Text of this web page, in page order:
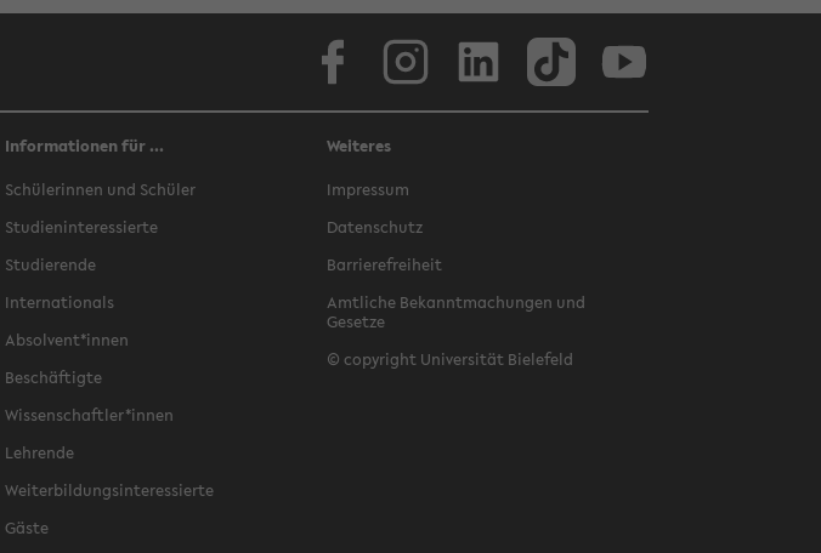
Informationen für ...
Schülerinnen und Schüler
Studieninteressierte
Studierende
Internationals
Absolvent*innen
Beschäftigte
Wissenschaftler*innen
Lehrende
Weiterbildungsinteressierte
Gäste
Weiteres
Impressum
Datenschutz
Barrierefreiheit
Amtliche Bekanntmachungen und
Gesetze
© copyright Universität Bielefeld